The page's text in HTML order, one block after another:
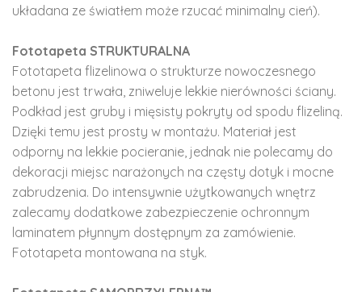
układana ze światłem może rzucać minimalny cień).
Fototapeta STRUKTURALNA
Fototapeta flizelinowa o strukturze nowoczesnego
betonu jest trwała, zniweluje lekkie nierówności ściany.
Podkład jest gruby i mięsisty pokryty od spodu flizeliną.
Dzięki temu jest prosty w montażu. Materiał jest
odporny na lekkie pocieranie, jednak nie polecamy do
dekoracji miejsc narażonych na częsty dotyk i mocne
zabrudzenia. Do intensywnie użytkowanych wnętrz
zalecamy dodatkowe zabezpieczenie ochronnym
laminatem płynnym dostępnym za zamówienie.
Fototapeta montowana na styk.